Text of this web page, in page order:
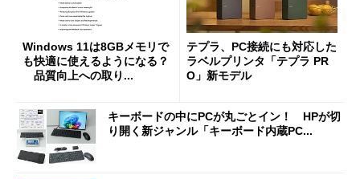
Windows 11は8GBメモリで
も快適に使えるようになる？
品質向上への取り...
テプラ、PC接続にも対応した
ラベルプリンタ「テプラ PR
O」新モデル
キーボードの中にPCが丸ごとイン！ HPが切
り開く新ジャンル「キーボード内蔵PC...